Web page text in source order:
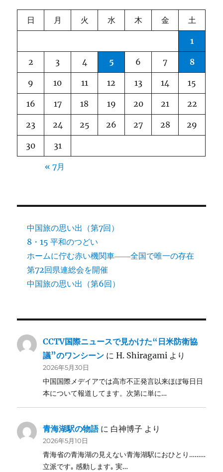
日 月 火 水 木 金 土
1
2 3 4 5 6 7 8
9 10 11 12 13 14 15
16 17 18 19 20 21 22
23 24 25 26 27 28 29
30 31
« 7月
中国旅の思い出（第7回）
8・15 平和のつどい
ホームに佇む赤い機関車――全国で唯一の存在
第72回県連総会を開催
中国旅の思い出（第6回）
CCTV国際ニュースで見かけた“日米防衛協
議”のワンシーン にH. Shiragami より
2026年5月30日
中国国際メデイアでは高市不正発言以来ほぼ毎日日
本について報道してます。次第に単に…
青海湖駅の物語に 白神博子 より
2026年5月10日
青海省の青海湖の見えない青海湖駅におひとり………
立派です｡ 感動します｡ 実…